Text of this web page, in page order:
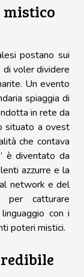
mistico
postano sui
di voler dividere
Un evento
spiaggia di
in rete da
situato a ovest
che contava
è diventato da
azzurre e la
network e del
per catturare
con i
poteri mistici.